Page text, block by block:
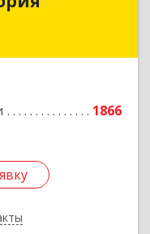
1866
2-я ул, дом № 9А,